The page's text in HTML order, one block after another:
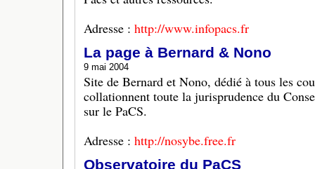
Adresse : http://www.infopacs.fr
La page à Bernard & Nono
9 mai 2004
Site de Bernard et Nono, dédié à tous les
collationnent toute la jurisprudence du
sur le PaCS.
Adresse : http://nosybe.free.fr
Observatoire du PaCS